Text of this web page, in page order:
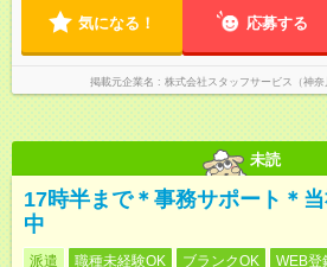
気になる！ 応募する
掲載元企業名 株式会社スタッフサービス（神奈
未読
17時半まで＊事務サポート＊
中
派遣 職種未経験OK ブランクOK WEB登